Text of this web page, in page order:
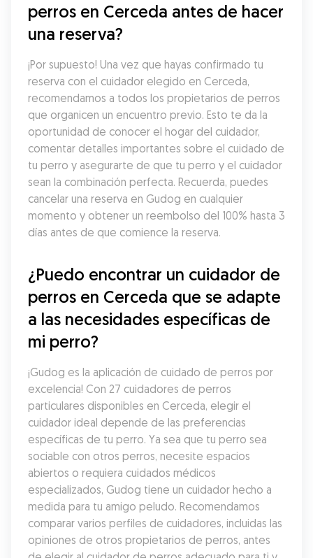
perros en Cerceda antes de hacer
una reserva?
¡Por supuesto! Una vez que hayas confirmado tu
reserva con el cuidador elegido en Cerceda,
recomendamos a todos los propietarios de perros
que organicen un encuentro previo. Esto te da la
oportunidad de conocer el hogar del cuidador,
comentar detalles importantes sobre el cuidado de
tu perro y asegurarte de que tu perro y el cuidador
sean la combinación perfecta. Recuerda, puedes
cancelar una reserva en Gudog en cualquier
momento y obtener un reembolso del 100% hasta 3
días antes de que comience la reserva.
¿Puedo encontrar un cuidador de
perros en Cerceda que se adapte
a las necesidades específicas de
mi perro?
¡Gudog es la aplicación de cuidado de perros por
excelencia! Con 27 cuidadores de perros
particulares disponibles en Cerceda, elegir el
cuidador ideal depende de las preferencias
específicas de tu perro. Ya sea que tu perro sea
sociable con otros perros, necesite espacios
abiertos o requiera cuidados médicos
especializados, Gudog tiene un cuidador hecho a
medida para tu amigo peludo. Recomendamos
comparar varios perfiles de cuidadores, incluidas las
opiniones de otros propietarios de perros, antes